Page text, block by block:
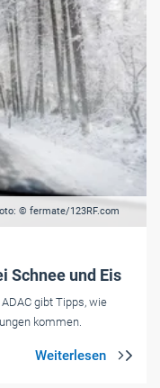
© fermate/123RF.com
Schnee und Eis
gibt Tipps, wie
kommen.